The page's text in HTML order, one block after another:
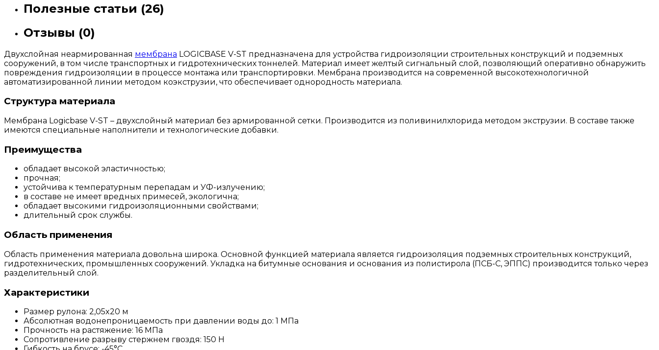
Полезные статьи (26)
Отзывы (0)
Двухслойная неармированная мембрана LOGICBASE V-ST предназначена для устройства гидроизоляции строительных конструкций и подземных
сооружений, в том числе транспортных и гидротехнических тоннелей. Материал имеет желтый сигнальный слой, позволяющий оперативно обнаружить
повреждения гидроизоляции в процессе монтажа или транспортировки. Мембрана производится на современной высокотехнологичной
автоматизированной линии методом коэкструзии, что обеспечивает однородность материала.
Структура материала
Мембрана Logicbase V-ST – двухслойный материал без армированной сетки. Производится из поливинилхлорида методом экструзии. В составе также
имеются специальные наполнители и технологические добавки.
Преимущества
обладает высокой эластичностью;
прочная;
устойчива к температурным перепадам и УФ-излучению;
в составе не имеет вредных примесей, экологична;
обладает высокими гидроизоляционными свойствами;
длительный срок службы.
Область применения
Область применения материала довольна широка. Основной функцией материала является гидроизоляция подземных строительных конструкций,
гидротехнических, промышленных сооружений. Укладка на битумные основания и основания из полистирола (ПСБ-С, ЭППС) производится только через
разделительный слой.
Характеристики
Размер рулона: 2,05x20 м
Абсолютная водонепроницаемость при давлении воды до: 1 МПа
Прочность на растяжение: 16 МПа
Сопротивление разрыву стержнем гвоздя: 150 Н